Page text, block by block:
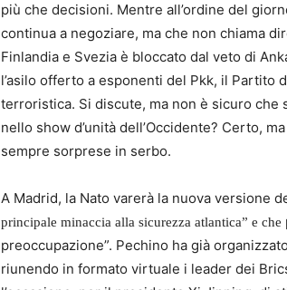
più che decisioni. Mentre all’ordine del
continua a negoziare, ma che non chiama
Finlandia e Svezia è bloccato dal veto di
l’asilo offerto a esponenti del Pkk, il Partito
terroristica. Si discute, ma non è sicuro che
nello show d’unità dell’Occidente? Certo,
sempre sorprese in serbo.
A Madrid, la Nato varerà la nuova versione
principale minaccia alla sicurezza atlantica” e che
preoccupazione”. Pechino ha già
riunendo in formato virtuale i leader dei